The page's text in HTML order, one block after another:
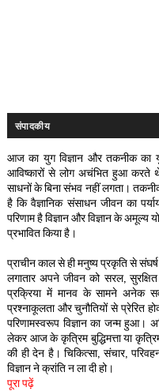
संपादकीय
आज का युग विज्ञान और तकनीक का
आविष्कारों से लोग अचंभित हुआ करते थे,
साधनों के बिना संभव नहीं लगता।
है कि वैज्ञानिक संसाधन जीवन का
परिणाम है विज्ञान और विज्ञान के अमूल्य
प्रभावित किया है।
प्राचीन काल से ही मनुष्य प्रकृति से
लगातार अपने जीवन को सरल,
प्रक्रिया में मानव के सामने अनेक
प्रश्नाकूलता और चुनौतियों से प्रेरित
परिणामस्वरूप विज्ञान का जन्म हुआ।
लेकर आज के कृत्रिम बुद्धिमत्ता या
की ही देन है। चिकित्सा, संचार,
विज्ञान ने क्रांति न ला दी हो।
पूरा पढ़ें